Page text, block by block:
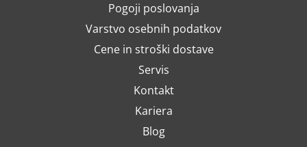
Pogoji poslovanja
Varstvo osebnih podatkov
Cene in stroški dostave
Servis
Kontakt
Kariera
Blog